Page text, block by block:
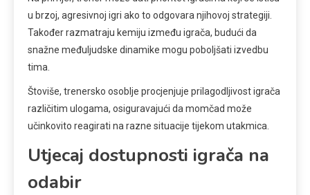
u brzoj, agresivnoj igri ako to odgovara njihovoj strategiji.
Također razmatraju kemiju između igrača, budući da
snažne međuljudske dinamike mogu poboljšati izvedbu
tima.
Štoviše, trenersko osoblje procjenjuje prilagodljivost igrača
različitim ulogama, osiguravajući da momčad može
učinkovito reagirati na razne situacije tijekom utakmica.
Utjecaj dostupnosti igrača na
odabir